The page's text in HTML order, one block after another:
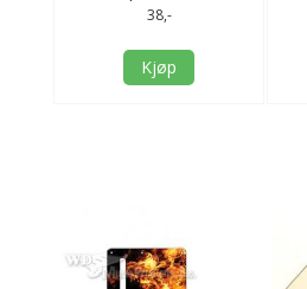
mikrofonvender - krem
38,-
Kjøp